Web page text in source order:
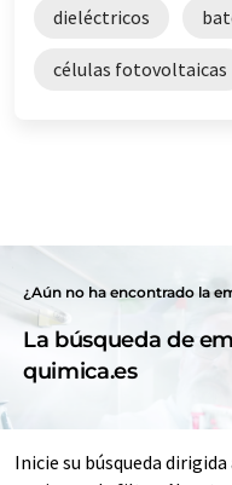
dieléctricos
células fotovoltaicas
¿Aún no ha encontrado la
La búsqueda de
quimica.es
Inicie su búsqueda